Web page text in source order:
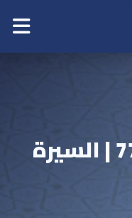
في معية الحبيب 77 | السيرة